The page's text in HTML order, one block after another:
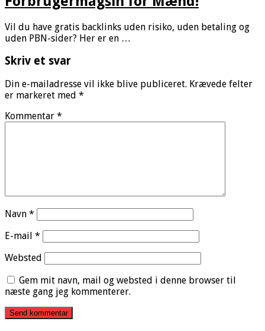
Vil du have gratis backlinks uden risiko, uden betaling og
uden PBN-sider? Her er en …
Skriv et svar
Din e-mailadresse vil ikke blive publiceret. Krævede felter
er markeret med *
Kommentar *
Navn *
E-mail *
Websted
Gem mit navn, mail og websted i denne browser til
næste gang jeg kommenterer.